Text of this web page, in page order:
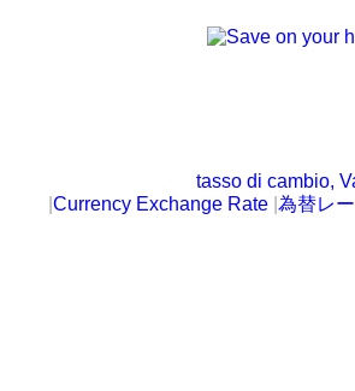
tasso di cambio,
Currency Exchange Rate 為替レ